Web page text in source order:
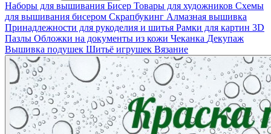
Наборы для вышивания Бисер Товары для художников Схемы
для вышивания бисером Скрапбукинг Алмазная вышивка
Принадлежности для рукоделия и шитья Рамки для картин 3D
Пазлы Обложки на документы из кожи Чеканка Декупаж
Вышивка подушек Шитьё игрушек Вязание